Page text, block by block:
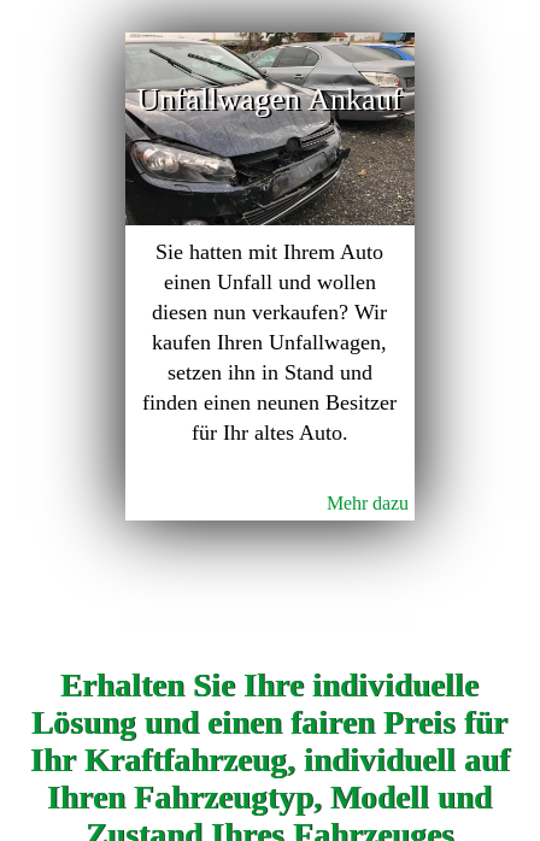
Unfallwagen Ankauf
Sie hatten mit Ihrem Auto
einen Unfall und wollen
diesen nun verkaufen? Wir
kaufen Ihren Unfallwagen,
setzen ihn in Stand und
finden einen neunen Besitzer
für Ihr altes Auto.
Mehr dazu
Erhalten Sie Ihre individuelle
Lösung und einen fairen Preis für
Ihr Kraftfahrzeug, individuell auf
Ihren Fahrzeugtyp, Modell und